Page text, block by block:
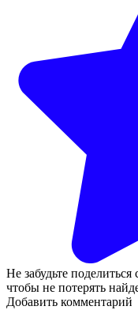
Не забудьте поделиться
чтобы не потерять
Добавить комментарий